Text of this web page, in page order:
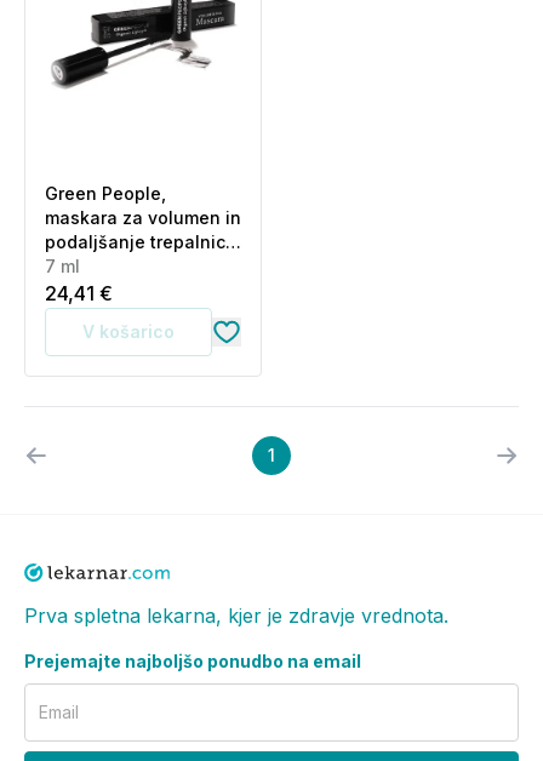
Green People,
maskara za volumen in
podaljšanje trepalnic
(7 ml)
7 ml
24,41 €
V košarico
1
Prva spletna lekarna, kjer je zdravje vrednota.
Prejemajte najboljšo ponudbo na email
Email